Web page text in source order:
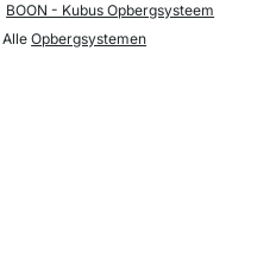
BOON - Kubus Opbergsysteem
AlleOpbergsystemen